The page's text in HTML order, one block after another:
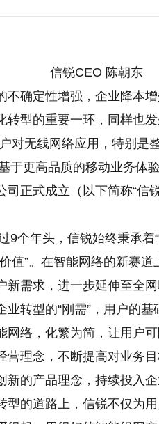
信锐CEO 陈朝东
不确定性增强，企业降本
型的重要一环，同样也
对无线网络应用，特别是
于更高品质的移动业务体
正式成立（以下简称“信锐
9个年头，信锐始终秉承着
值”。在智能网络的新赛
需求，进一步延伸至全网
转型的“刚需” ， 用户的基
网络，化繁为简，让用户
营理念，不断提高对业务
新的产品理念，持续投入
型的道路上，信锐不仅为